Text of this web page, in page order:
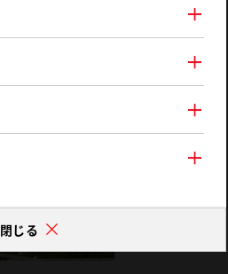
閉じる